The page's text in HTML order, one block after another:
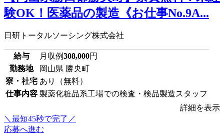
験OK！医薬品の製造《お仕事No.9A...
日研トータルソーシング株式会社
給与 月収例308,000円
勤務地
岡山県 勝央町
寮・社宅 あり（無料）
仕事内容 製薬化粧品系工場での検査・検品製造スタッフ
詳細を表示
＼最短45秒で完了／
応募へ進む